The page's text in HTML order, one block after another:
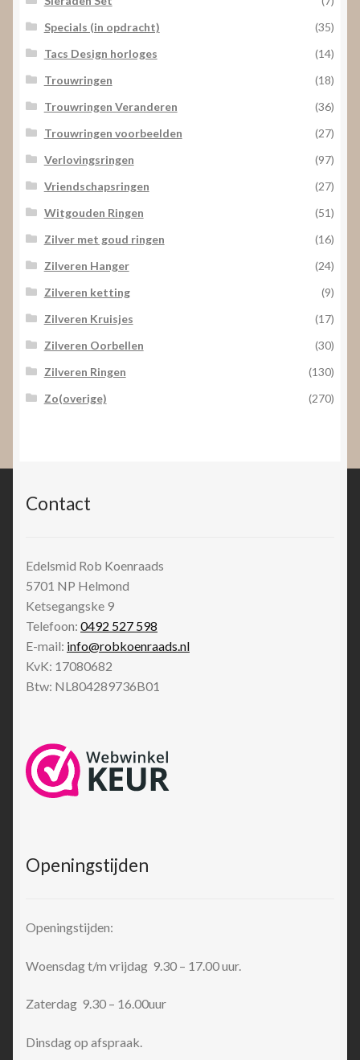
Specials (in opdracht)
(35)
Tacs Design horloges
(14)
Trouwringen
(18)
Trouwringen Veranderen
(36)
Trouwringen voorbeelden
(27)
Verlovingsringen
(97)
Vriendschapsringen
(27)
Witgouden Ringen
(51)
Zilver met goud ringen
(16)
Zilveren Hanger
(24)
Zilveren ketting
(9)
Zilveren Kruisjes
(17)
Zilveren Oorbellen
(30)
Zilveren Ringen
(130)
Zo(overige)
(270)
Contact
Edelsmid Rob Koenraads
5701 NP Helmond
Ketsegangske 9
Telefoon: 0492 527 598
E-mail: info@robkoenraads.nl
KvK: 17080682
Btw: NL804289736B01
Openingstijden
Openingstijden:
Woensdag t/m vrijdag 9.30 – 17.00 uur.
Zaterdag 9.30 – 16.00uur
Dinsdag op afspraak.